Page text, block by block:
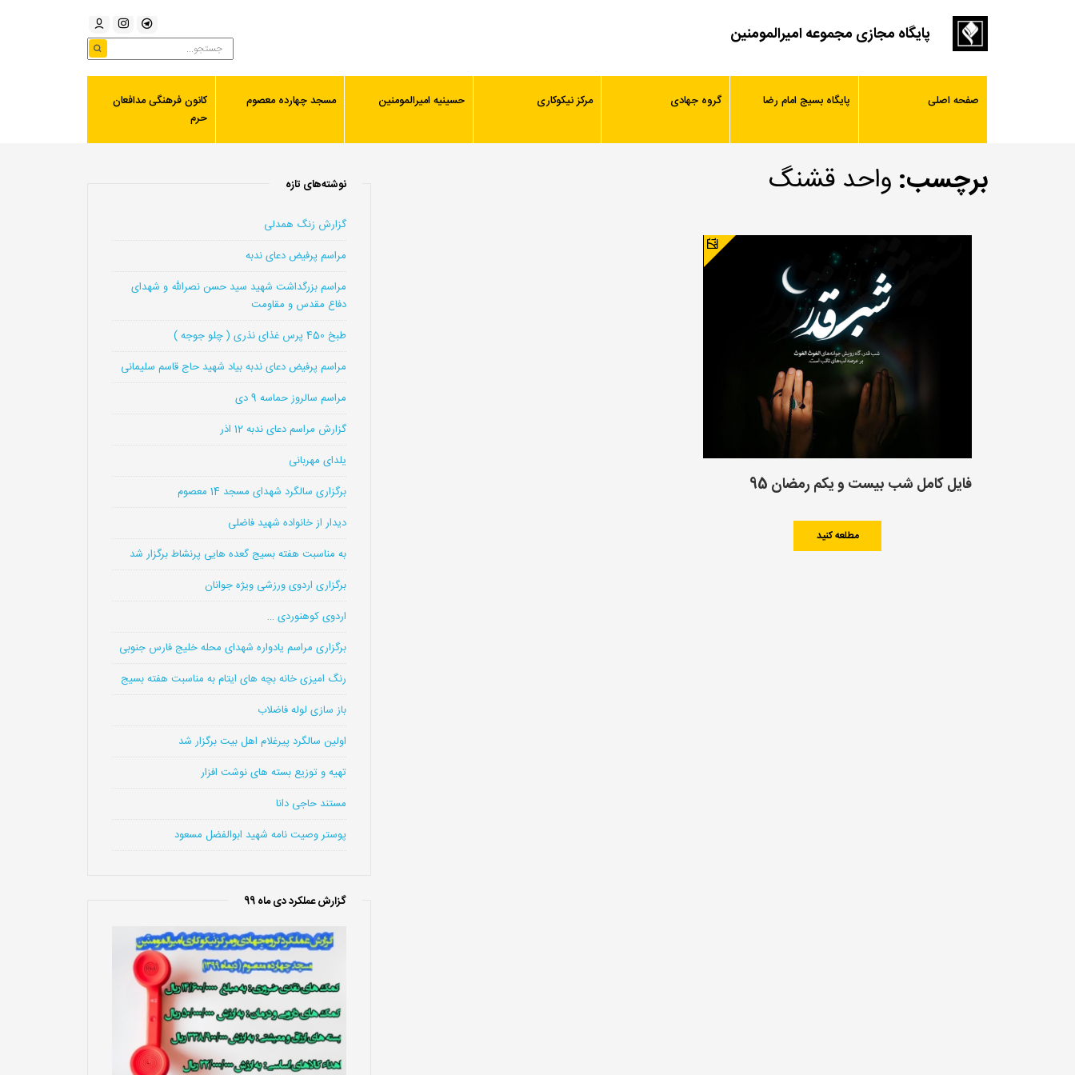
پایگاه مجازی مجموعه امیرالمومنین
صفحه اصلی پایگاه بسیج امام رضا گروه جهادی مرکز نیکوکاری حسینیه امیرالمومنین مسجد چهارده معصوم
کانون فرهنگی مدافعان
حرم
برچسب: واحد قشنگ
فایل کامل شب بیست و یکم رمضان 95
مطلعه کنید
نوشته‌های تازه
گزارش زنگ همدلی
مراسم پرفیض دعای ندبه
مراسم بزرگداشت شهید سید حسن نصرالله و شهدای
دفاع مقدس و مقاومت
طبخ 450 پرس غذای نذری ( چلو جوجه )
مراسم پرفیض دعای ندبه بیاد شهید حاج قاسم سلیمانی
مراسم سالروز حماسه 9 دی
گزارش مراسم دعای ندبه 12 اذر
یلدای مهربانی
برگزاری سالگرد شهدای مسجد 14 معصوم
دیدار از خانواده شهید فاضلی
به مناسبت هفته بسیج گعده هایی پرنشاط برگزار شد
برگزاری اردوی ورزشی ویژه جوانان
اردوی کوهنوردی …
برگزاری مراسم یادواره شهدای محله خلیج فارس جنوبی
رنگ امیزی خانه بچه های ایتام به مناسبت هفته بسیج
باز سازی لوله فاضلاب
اولین سالگرد پیرغلام اهل بیت برگزار شد
تهیه و توزیع بسته های نوشت افزار
مستند حاجی دانا
پوستر وصیت نامه شهید ابوالفضل مسعود
گزارش عملکرد دی ماه 99